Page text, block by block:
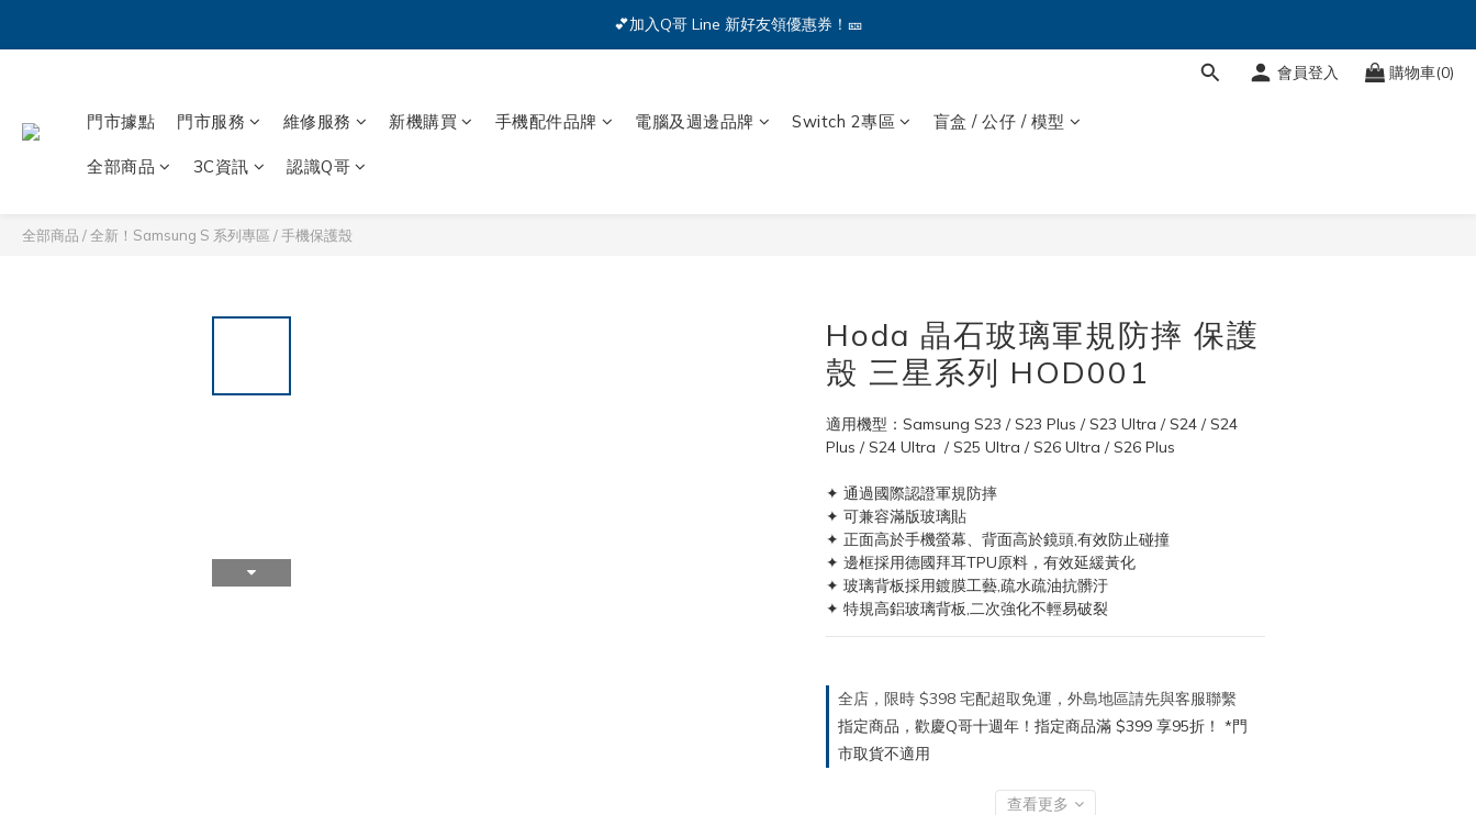
🔥iPhone 17 全系列熱銷中🔥點我購買 — !
💕加入Q哥 Line 新好友領優惠券！🎫
會員登入 購物車(0)
門市據點 門市服務 維修服務 新機購買 手機配件品牌 電腦及週邊品牌 Switch 2專區 盲盒 / 公仔 / 模型
全部商品 3C資訊 認識Q哥
全部商品 /全新！Samsung S 系列專區 /手機保護殼
Hoda 晶石玻璃軍規防摔 保護
殼 三星系列 HOD001
適用機型：Samsung S23 / S23 Plus / S23 Ultra / S24 / S24
Plus / S24 Ultra  / S25 Ultra / S26 Ultra / S26 Plus
✦ 通過國際認證軍規防摔
✦ 可兼容滿版玻璃貼
✦ 正面高於手機螢幕、背面高於鏡頭,有效防止碰撞
✦ 邊框採用德國拜耳TPU原料，有效延緩黃化
✦ 玻璃背板採用鍍膜工藝,疏水疏油抗髒汙
✦ 特規高鋁玻璃背板,二次強化不輕易破裂
全店，限時 $398 宅配超取免運，外島地區請先與客服聯繫
指定商品，歡慶Q哥十週年！指定商品滿 $399 享95折！ *門
市取貨不適用
查看更多